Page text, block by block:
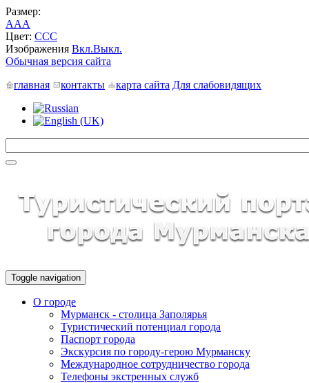
Размер:
AAA
Цвет: CCC
Изображения Вкл.Выкл.
Обычная версия сайта
главная
контакты карта сайта Для слабовидящих
Toggle navigation
О городе
Мурманск - столица Заполярья
Туристический потенциал города
Паспорт города
Экскурсия по городу-герою Мурманску
Международное сотрудничество города
Телефоны экстренных служб